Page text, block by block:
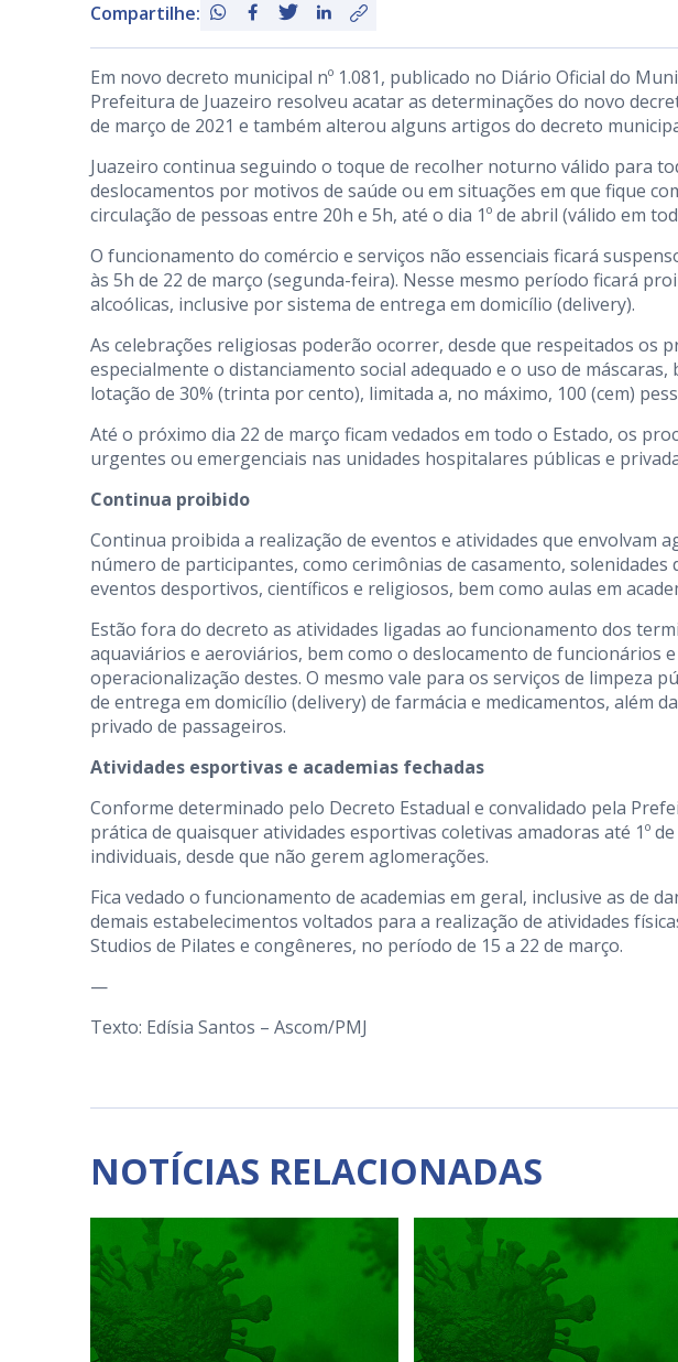
Compartilhe:
Em novo decreto municipal nº 1.081, publicado no Diário Oficial do
Prefeitura de Juazeiro resolveu acatar as determinações do novo
de março de 2021 e também alterou alguns artigos do decreto
Juazeiro continua seguindo o toque de recolher noturno válido para
deslocamentos por motivos de saúde ou em situações em que fique
circulação de pessoas entre 20h e 5h, até o dia 1º de abril (válido em
O funcionamento do comércio e serviços não essenciais ficará
às 5h de 22 de março (segunda-feira). Nesse mesmo período ficará
alcoólicas, inclusive por sistema de entrega em domicílio (delivery).
As celebrações religiosas poderão ocorrer, desde que respeitados os
especialmente o distanciamento social adequado e o uso de máscaras,
lotação de 30% (trinta por cento), limitada a, no máximo, 100 (cem)
Até o próximo dia 22 de março ficam vedados em todo o Estado, os
urgentes ou emergenciais nas unidades hospitalares públicas e
Continua proibido
Continua proibida a realização de eventos e atividades que envolvam
número de participantes, como cerimônias de casamento,
eventos desportivos, científicos e religiosos, bem como aulas em
Estão fora do decreto as atividades ligadas ao funcionamento dos
aquaviários e aeroviários, bem como o deslocamento de funcionários
operacionalização destes. O mesmo vale para os serviços de limpeza
de entrega em domicílio (delivery) de farmácia e medicamentos, além
privado de passageiros.
Atividades esportivas e academias fechadas
Conforme determinado pelo Decreto Estadual e convalidado pela
prática de quaisquer atividades esportivas coletivas amadoras até 1º
individuais, desde que não gerem aglomerações.
Fica vedado o funcionamento de academias em geral, inclusive as de
demais estabelecimentos voltados para a realização de atividades
Studios de Pilates e congêneres, no período de 15 a 22 de março.
—
Texto: Edísia Santos – Ascom/PMJ
NOTÍCIAS RELACIONADAS